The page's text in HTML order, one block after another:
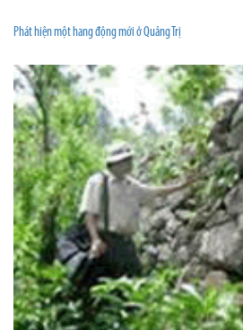
Phát hiện một hang động mới ở Quảng Trị